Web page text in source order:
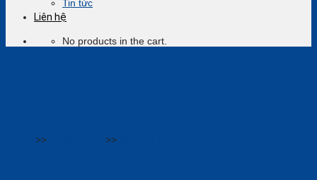
Tin tức
Liên hệ
No products in the cart.
>> >>